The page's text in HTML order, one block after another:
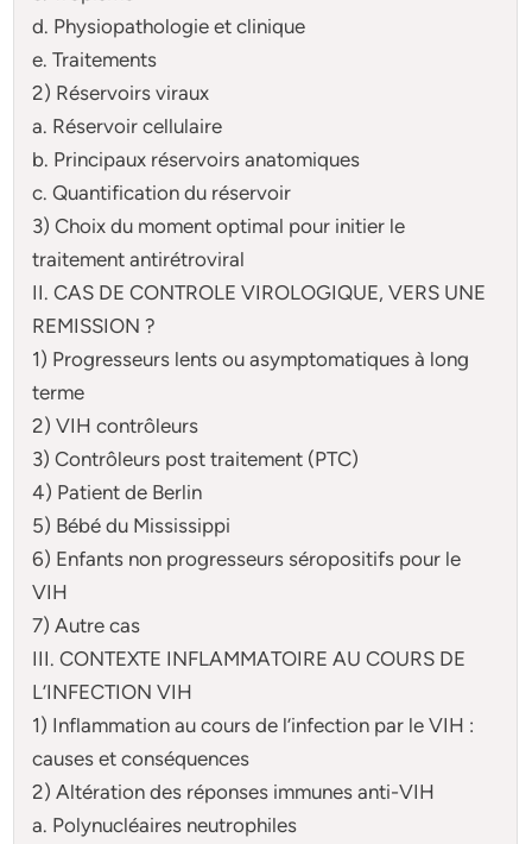
d. Physiopathologie et clinique
e. Traitements
2) Réservoirs viraux
a. Réservoir cellulaire
b. Principaux réservoirs anatomiques
c. Quantification du réservoir
3) Choix du moment optimal pour initier le
traitement antirétroviral
II. CAS DE CONTROLE VIROLOGIQUE, VERS UNE
REMISSION ?
1) Progresseurs lents ou asymptomatiques à long
terme
2) VIH contrôleurs
3) Contrôleurs post traitement (PTC)
4) Patient de Berlin
5) Bébé du Mississippi
6) Enfants non progresseurs séropositifs pour le
VIH
7) Autre cas
III. CONTEXTE INFLAMMATOIRE AU COURS DE
L’INFECTION VIH
1) Inflammation au cours de l’infection par le VIH :
causes et conséquences
2) Altération des réponses immunes anti-VIH
a. Polynucléaires neutrophiles